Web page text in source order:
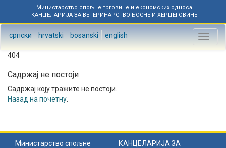
Министарство спољне трговине и економских односа
КАНЦЕЛАРИЈА ЗА ВЕТЕРИНАРСТВО БОСНЕ И ХЕРЦЕГОВИНЕ
српски hrvatski bosanski english
Toggle
404
Садржај не постоји
Садржај коју тражите не постоји.
Назад на почетну
Министарство спољне
КАНЦЕЛАРИЈА ЗА